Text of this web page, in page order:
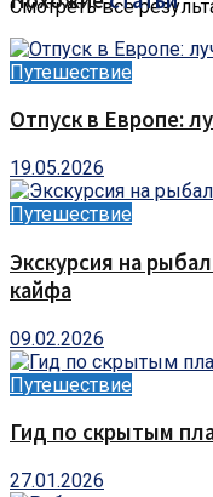
Смотреть все
Путешествие
Отпуск в Европе:
19.05.2026
Путешествие
Экскурсия на
кайфа
09.02.2026
Путешествие
Гид по скрытым
27.01.2026